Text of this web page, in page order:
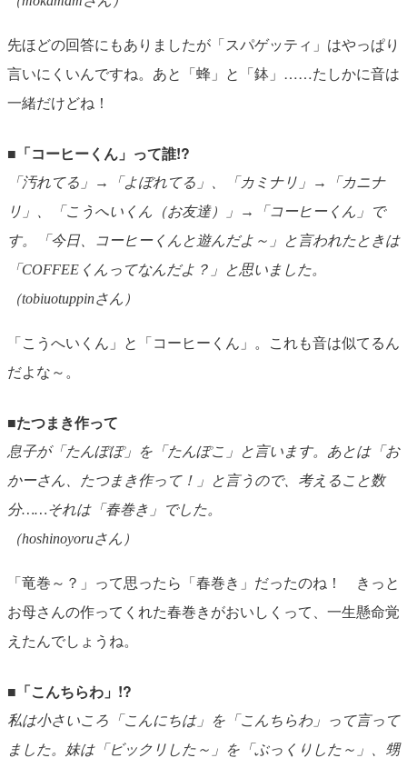
先ほどの回答にもありましたが「スパゲッティ」はやっぱり
言いにくいんですね。あと「蜂」と「鉢」……たしかに音は
一緒だけどね！
■「コーヒーくん」って誰!?
「汚れてる」→「よぼれてる」、「カミナリ」→「カニナ
リ」、「こうへいくん（お友達）」→「コーヒーくん」で
す。「今日、コーヒーくんと遊んだよ～」と言われたときは
「COFFEEくんってなんだよ？」と思いました。
（tobiuotuppinさん）
「こうへいくん」と「コーヒーくん」。これも音は似てるん
だよな～。
■たつまき作って
息子が「たんぽぽ」を「たんぽこ」と言います。あとは「お
かーさん、たつまき作って！」と言うので、考えること数
分……それは「春巻き」でした。
（hoshinoyoruさん）
「竜巻～？」って思ったら「春巻き」だったのね！ きっと
お母さんの作ってくれた春巻きがおいしくって、一生懸命覚
えたんでしょうね。
■「こんちらわ」!?
私は小さいころ「こんにちは」を「こんちらわ」って言って
ました。妹は「ビックリした～」を「ぶっくりした～」、甥